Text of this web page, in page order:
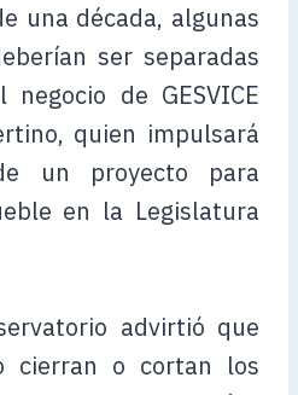
una década, algunas
ser separadas
de GESVICE
quien impulsará
un proyecto para
en la Legislatura
advirtió que
cierran o cortan los